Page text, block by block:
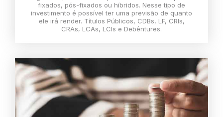
fixados, pós-fixados ou híbridos. Nesse tipo de
investimento é possível ter uma previsão de quanto
ele irá render. Títulos Públicos, CDBs, LF, CRIs,
CRAs, LCAs, LCIs e Debêntures.